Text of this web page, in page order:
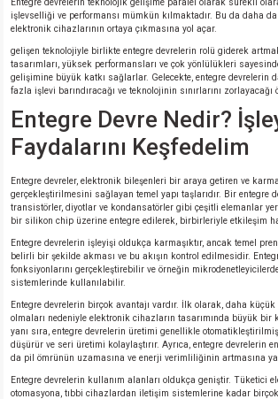
Entegre devrelerin teknolojik gelişime paralel olarak sürekli
işlevselliği ve performansı mümkün kılmaktadır. Bu da daha
elektronik cihazlarının ortaya çıkmasına yol açar.
gelişen teknolojiyle birlikte entegre devrelerin rolü giderek
tasarımları, yüksek performansları ve çok yönlülükleri
gelişimine büyük katkı sağlarlar. Gelecekte, entegre devrelerin
fazla işlevi barındıracağı ve teknolojinin sınırlarını zorlayacağı
Entegre Devre Nedir?
Faydalarını Keşfedelim
Entegre devreler, elektronik bileşenleri bir araya getiren ve
gerçekleştirilmesini sağlayan temel yapı taşlarıdır. Bir entegre
transistörler, diyotlar ve kondansatörler gibi çeşitli elemanlar
bir silikon chip üzerine entegre edilerek, birbirleriyle etkileşim
Entegre devrelerin işleyişi oldukça karmaşıktır, ancak temel
belirli bir şekilde akması ve bu akışın kontrol edilmesidir.
fonksiyonlarını gerçekleştirebilir ve örneğin
sistemlerinde kullanılabilir.
Entegre devrelerin birçok avantajı vardır. İlk olarak, daha
olmaları nedeniyle elektronik cihazların tasarımında büyük bir
yanı sıra, entegre devrelerin üretimi genellikle
düşürür ve seri üretimi kolaylaştırır. Ayrıca, entegre devrelerin
da pil ömrünün uzamasına ve enerji verimliliğinin artmasına
Entegre devrelerin kullanım alanları oldukça geniştir. Tüketici
otomasyona, tıbbi cihazlardan iletişim sistemlerine kadar